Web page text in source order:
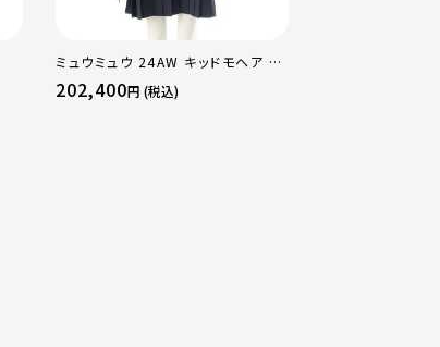
ミュウミュウ 24AW キッドモヘア ミ
ニドレス ヴァージンウール ロゴ プ
リーツスカート ポロシャツ ワンピー
202,400円 (税込)